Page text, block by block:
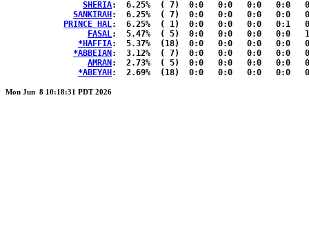
SHERIA:  6.25%	( 7)  0:0   0:0   0:0   0:0   0:0  { 2:5 }
SANKIRAH :  6.25%	( 7)  0:0   0:0   0:0   0:0   0:0  { 2:5 }
PRINCE HAL:  6.25%	( 1)  0:0   0:0   0:0   0:1   0:0  { 0:0 }
FASAL:  5.47%	( 5)  0:0   0:0   0:0   0:0   1:0  { 1:3 }
*HAFFIA:  5.37%	(18)  0:0   0:0   0:0   0:0   0:0  { 7:11}
*ABBEIAN :  3.12%	( 7)  0:0   0:0   0:0   0:0   0:0  { 2:5 }
AMRAN :  2.73%	( 5)  0:0   0:0   0:0   0:0   0:0  { 2:3 }
*ABEYAH